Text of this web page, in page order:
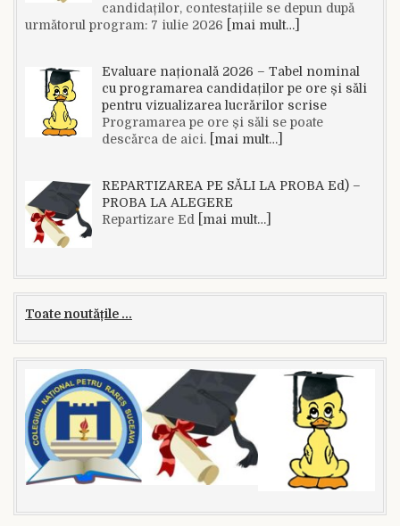
candidaților, contestațiile se depun după
următorul program: 7 iulie 2026
[mai mult…]
Evaluare națională 2026 – Tabel nominal
cu programarea candidaților pe ore și săli
pentru vizualizarea lucrărilor scrise
Programarea pe ore și săli se poate
descărca de aici.[mai mult…]
REPARTIZAREA PE SĂLI LA PROBA Ed) –
PROBA LA ALEGERE
Repartizare Ed
[mai mult…]
Toate noutățile ...